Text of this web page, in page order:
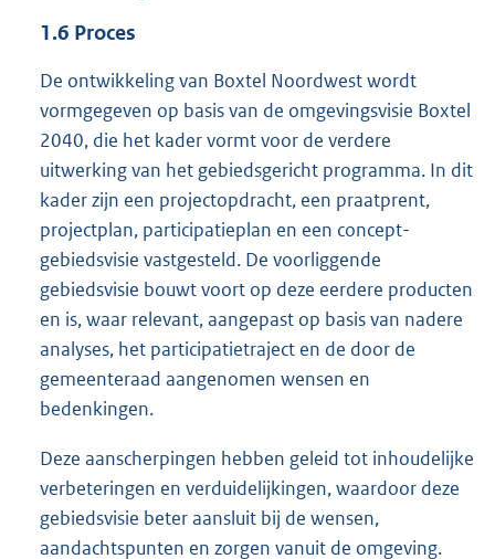
1.6 Proces
De ontwikkeling van Boxtel Noordwest wordt
vormgegeven op basis van de omgevingsvisie Boxtel
2040, die het kader vormt voor de verdere
uitwerking van het gebiedsgericht programma. In dit
kader zijn een projectopdracht, een praatprent,
projectplan, participatieplan en een concept-
gebiedsvisie vastgesteld. De voorliggende
gebiedsvisie bouwt voort op deze eerdere producten
en is, waar relevant, aangepast op basis van nadere
analyses, het participatietraject en de door de
gemeenteraad aangenomen wensen en
bedenkingen.
Deze aanscherpingen hebben geleid tot inhoudelijke
verbeteringen en verduidelijkingen, waardoor deze
gebiedsvisie beter aansluit bij de wensen,
aandachtspunten en zorgen vanuit de omgeving.